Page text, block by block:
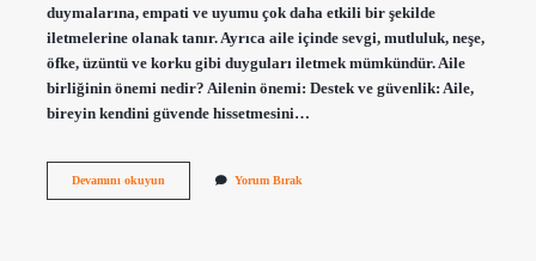
duymalarına, empati ve uyumu çok daha etkili bir şekilde
iletmelerine olanak tanır. Ayrıca aile içinde sevgi, mutluluk, neşe,
öfke, üzüntü ve korku gibi duyguları iletmek mümkündür. Aile
birliğinin önemi nedir? Ailenin önemi: Destek ve güvenlik: Aile,
bireyin kendini güvende hissetmesini…
Devamını okuyunAile
Yorum Bırak